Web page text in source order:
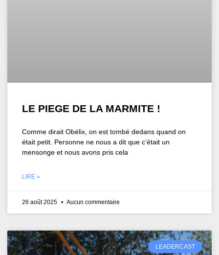
LE PIEGE DE LA MARMITE !
Comme dirait Obélix, on est tombé dedans quand on
était petit. Personne ne nous a dit que c’était un
mensonge et nous avons pris cela
LIRE »
26 août 2025 Aucun commentaire
LEADERCAST